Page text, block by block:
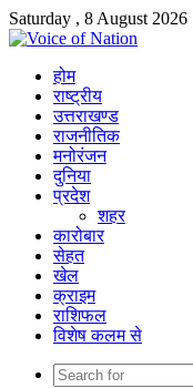
Saturday , 8 August 2026
होम
राष्ट्रीय
उत्तराखण्ड
राजनीतिक
मनोरंजन
दुनिया
प्रदेश
शहर
कारोबार
सेहत
खेल
क्राइम
राशिफल
विशेष कलम से